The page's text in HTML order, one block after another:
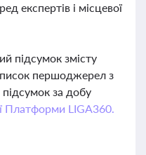
експертів і місцевої
підсумок змісту
першоджерел з
за добу
Платформи LIGA360.